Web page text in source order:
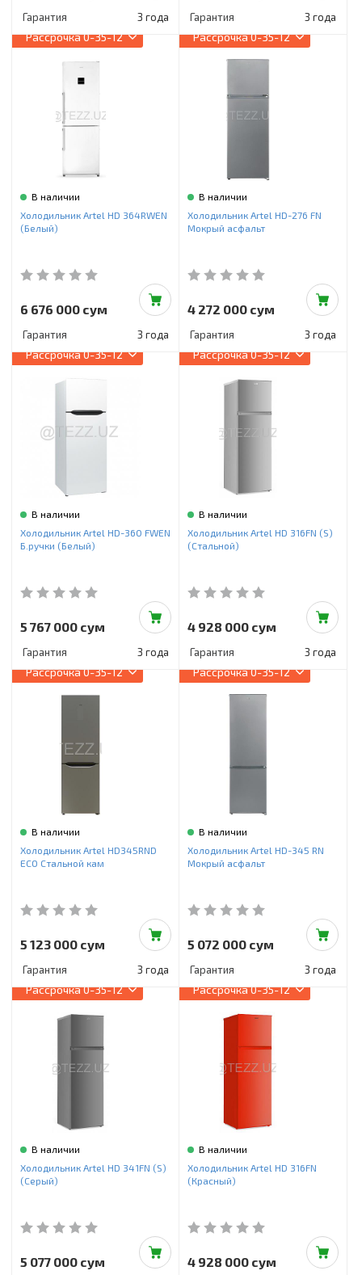
Гарантия 3 года Гарантия 3 года
Рассрочка0-35-12
В наличии
Холодильник Artel HD 364RWEN
(Белый)
6 676 000 сум
Гарантия 3 года
Рассрочка0-35-12
В наличии
Холодильник Artel HD-276 FN
Мокрый асфальт
4 272 000 сум
Гарантия 3 года
Рассрочка0-35-12
В наличии
Холодильник Artel HD-360 FWEN
Б.ручки (Белый)
5 767 000 сум
Гарантия 3 года
Рассрочка0-35-12
В наличии
Холодильник Artel HD 316FN (S)
(Стальной)
4 928 000 сум
Гарантия 3 года
Рассрочка0-35-12
В наличии
Холодильник Artel HD345RND
ECO Стальной кам
5 123 000 сум
Гарантия 3 года
Рассрочка0-35-12
В наличии
Холодильник Artel HD-345 RN
Мокрый асфальт
5 072 000 сум
Гарантия 3 года
Рассрочка0-35-12
В наличии
Холодильник Artel HD 341FN (S)
(Серый)
5 077 000 сум
Рассрочка0-35-12
В наличии
Холодильник Artel HD 316FN
(Красный)
4 928 000 сум